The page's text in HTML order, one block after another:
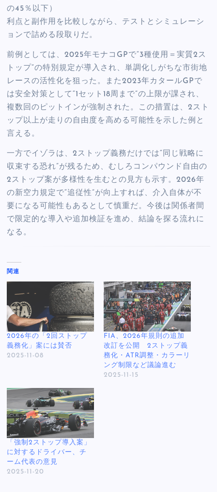
の45％以下）
利点と副作用を比較しながら、テストとシミュレーシ
ョンで詰める段取りだ。
前例としては、2025年モナコGPで“3種使用＝実質2ス
トップ”の特別規定が導入され、単調化しがちな市街地
レースの活性化を狙った。また2023年カタールGPで
は安全対策として“1セット18周まで”の上限が課され、
複数回のピットインが強制された。この措置は、2スト
ップ以上が走りの自由度を高める可能性を示した例と
言える。
一方でイゾラは、2ストップ義務だけでは“同じ戦略に
収束する恐れ”が残るため、むしろコンパウンド自由の
2ストップ案が多様性を生むとの見方も示す。2026年
の新空力規定で“追従性”が向上すれば、介入自体が不
要になる可能性もあるとして慎重だ。今後は関係者間
で限定的な導入や追加検証を進め、結論を探る流れに
なる。
関連
2026年の「2回ストップ
義務化」案には賛否
2025-11-08
FIA、2026年規則の追加
改訂を公開 2ストップ義
務化・ATR調整・カラーリ
ング制限など議論進む
2025-11-15
「強制2ストップ導入案」
に対するドライバー、チ
ーム代表の意見
2025-11-20